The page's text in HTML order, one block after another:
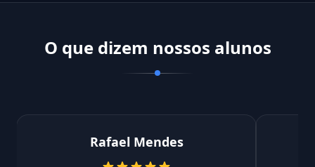
O que dizem nossos alunos
Rafael Mendes